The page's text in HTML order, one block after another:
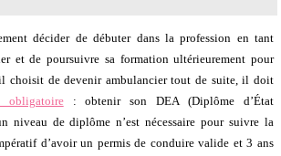
décider de débuter dans la profession en tant
et de poursuivre sa formation ultérieurement pour
choisit de devenir ambulancier tout de suite, il doit
obligatoire: obtenir son DEA (Diplôme d’État
niveau de diplôme n’est nécessaire pour suivre la
d’avoir un permis de conduire valide et 3 ans